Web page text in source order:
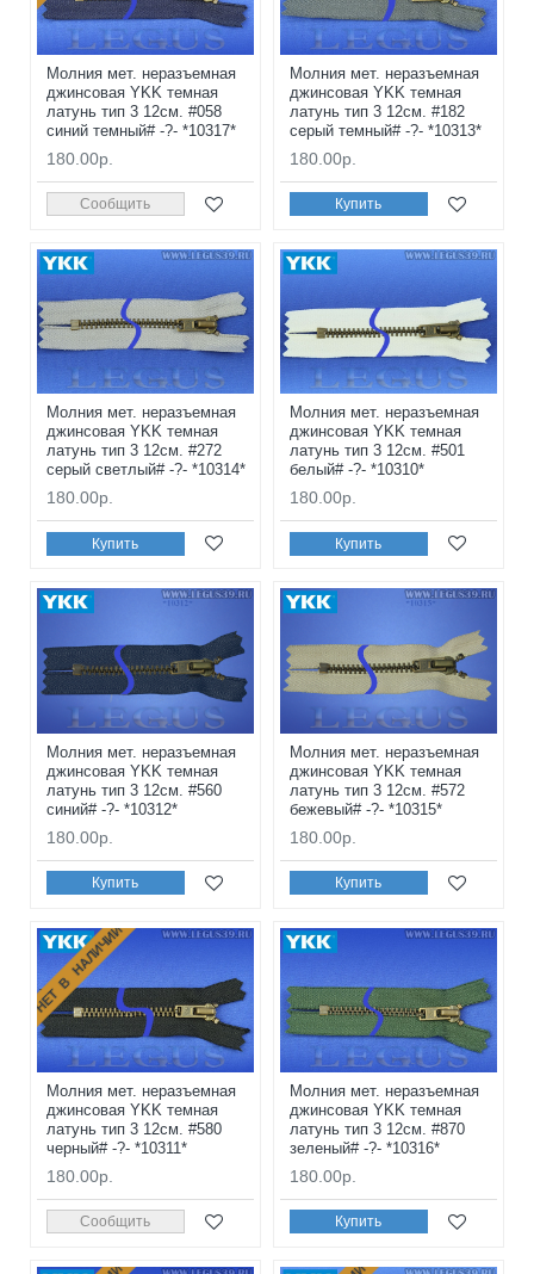
Молния мет. неразъемная
джинсовая YKK темная
латунь тип 3 12см. #058
синий темный# -?- *10317*
180.00р.
Сообщить
Молния мет. неразъемная
джинсовая YKK темная
латунь тип 3 12см. #182
серый темный# -?- *10313*
180.00р.
Купить
Молния мет. неразъемная
джинсовая YKK темная
латунь тип 3 12см. #272
серый светлый# -?- *10314*
180.00р.
Купить
Молния мет. неразъемная
джинсовая YKK темная
латунь тип 3 12см. #501
белый# -?- *10310*
180.00р.
Купить
Молния мет. неразъемная
джинсовая YKK темная
латунь тип 3 12см. #560
синий# -?- *10312*
180.00р.
Купить
Молния мет. неразъемная
джинсовая YKK темная
латунь тип 3 12см. #572
бежевый# -?- *10315*
180.00р.
Купить
НЕТ В НАЛИЧИИ
Молния мет. неразъемная
джинсовая YKK темная
латунь тип 3 12см. #580
черный# -?- *10311*
180.00р.
Сообщить
Молния мет. неразъемная
джинсовая YKK темная
латунь тип 3 12см. #870
зеленый# -?- *10316*
180.00р.
Купить